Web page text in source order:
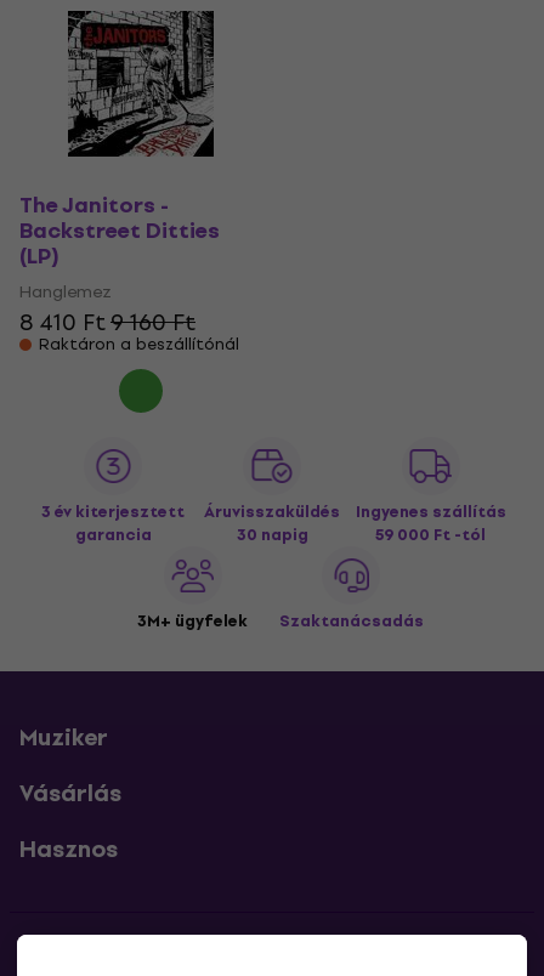
The Janitors -
Backstreet Ditties
(LP)
Hanglemez
8 410 Ft9 160 Ft
Raktáron a beszállítónál
3 év kiterjesztett
garancia
Áruvisszaküldés
30 napig
Ingyenes szállítás
59 000 Ft -tól
3M+ ügyfelek Szaktanácsadás
Muziker
Vásárlás
Hasznos